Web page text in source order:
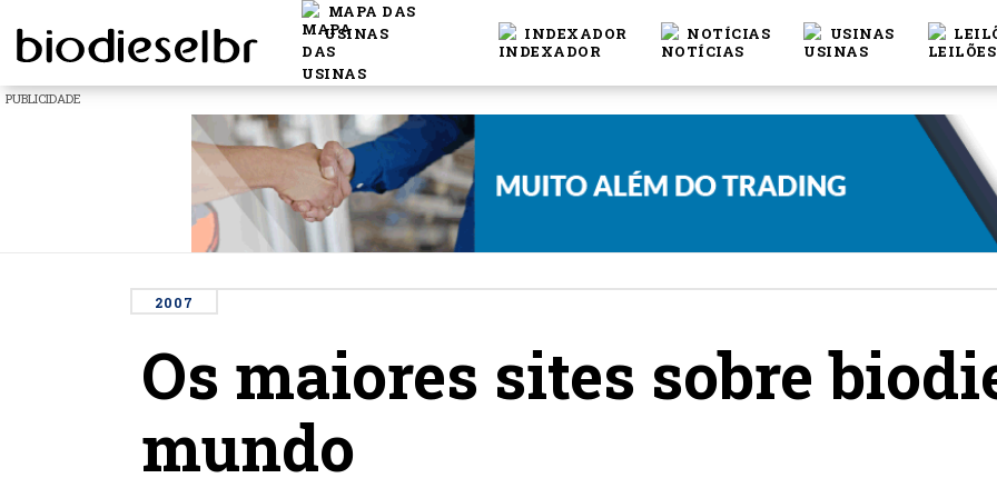
MAPA DAS
USINAS
INDEXADOR NOTÍCIAS USINAS
PUBLICIDADE
2007
Os maiores sites sobre
mundo